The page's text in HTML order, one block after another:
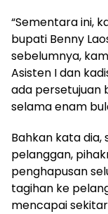
“Sementara ini,
bupati Benny
sebelumnya,
Asisten I dan
ada persetujuan
selama enam
Bahkan kata
pelanggan,
penghapusan
tagihan ke
mencapai sekitar